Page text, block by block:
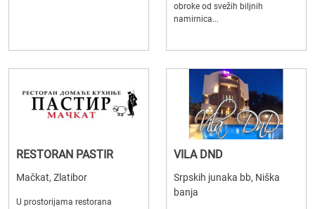
obroke od svežih biljnih
namirnica...
RESTORAN PASTIR
Mačkat, Zlatibor
U prostorijama restorana
VILA DND
Srpskih junaka bb, Niška
banja